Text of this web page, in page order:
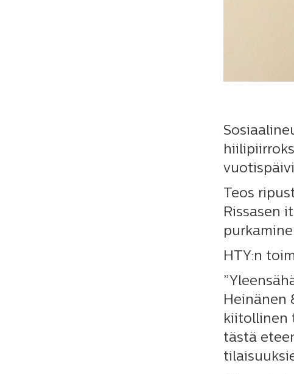
Teos
Rissasen
HTY:n
Heinänen
kiitollinen
tästä